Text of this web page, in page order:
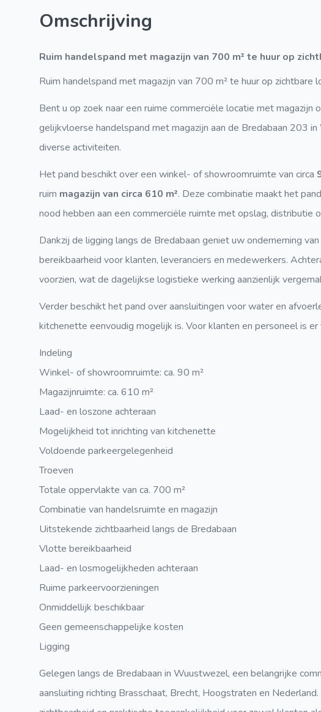
Omschrijving
Ruim handelspand met magazijn van 700 m² te huur op
Ruim handelspand met magazijn van 700 m² te huur op zichtbare
Bent u op zoek naar een ruime commerciële locatie met
gelijkvloerse handelspand met magazijn aan de Bredabaan 203
diverse activiteiten.
Het pand beschikt over een winkel- of showroomruimte van circa
ruim magazijn van circa 610 m². Deze combinatie maakt het
nood hebben aan een commerciële ruimte met opslag, distributie
Dankzij de ligging langs de Bredabaan geniet uw onderneming
bereikbaarheid voor klanten, leveranciers en medewerkers.
voorzien, wat de dagelijkse logistieke werking aanzienlijk
Verder beschikt het pand over aansluitingen voor water en
kitchenette eenvoudig mogelijk is. Voor klanten en personeel is
Indeling
Winkel- of showroomruimte: ca. 90 m²
Magazijnruimte: ca. 610 m²
Laad- en loszone achteraan
Mogelijkheid tot inrichting van kitchenette
Voldoende parkeergelegenheid
Troeven
Totale oppervlakte van ca. 700 m²
Combinatie van handelsruimte en magazijn
Uitstekende zichtbaarheid langs de Bredabaan
Vlotte bereikbaarheid
Laad- en losmogelijkheden achteraan
Ruime parkeervoorzieningen
Onmiddellijk beschikbaar
Geen gemeenschappelijke kosten
Ligging
Gelegen langs de Bredabaan in Wuustwezel, een belangrijke
aansluiting richting Brasschaat, Brecht, Hoogstraten en